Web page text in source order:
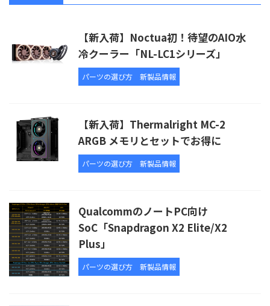
【新入荷】Noctua初！待望のAIO水
冷クーラー「NL-LC1シリーズ」
パーツの選び方 新製品情報
【新入荷】Thermalright MC-2
ARGB メモリとセットでお得に
パーツの選び方 新製品情報
QualcommのノートPC向け
SoC「Snapdragon X2 Elite/X2
Plus」
パーツの選び方 新製品情報